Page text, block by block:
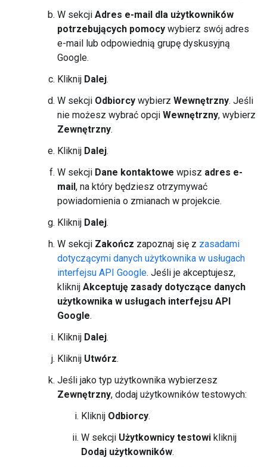
W sekcji Adres e-mail dla użytkowników
potrzebujących pomocy wybierz swój adres
e-mail lub odpowiednią grupę dyskusyjną
Google.
Kliknij Dalej.
W sekcji Odbiorcy wybierz Wewnętrzny. Jeśli
nie możesz wybrać opcji Wewnętrzny, wybierz
Zewnętrzny.
Kliknij Dalej.
W sekcji Dane kontaktowe wpisz adres e-
mail , na który będziesz otrzymywać
powiadomienia o zmianach w projekcie.
Kliknij Dalej.
W sekcji Zakończ zapoznaj się z zasadami
dotyczącymi danych użytkownika w usługach
interfejsu API Google. Jeśli je akceptujesz,
kliknij Akceptuję zasady dotyczące danych
użytkownika w usługach interfejsu API
Google.
Kliknij Dalej.
Kliknij Utwórz.
Jeśli jako typ użytkownika wybierzesz
Zewnętrzny, dodaj użytkowników testowych:
Kliknij Odbiorcy.
W sekcji Użytkownicy testowi kliknij
Dodaj użytkowników.